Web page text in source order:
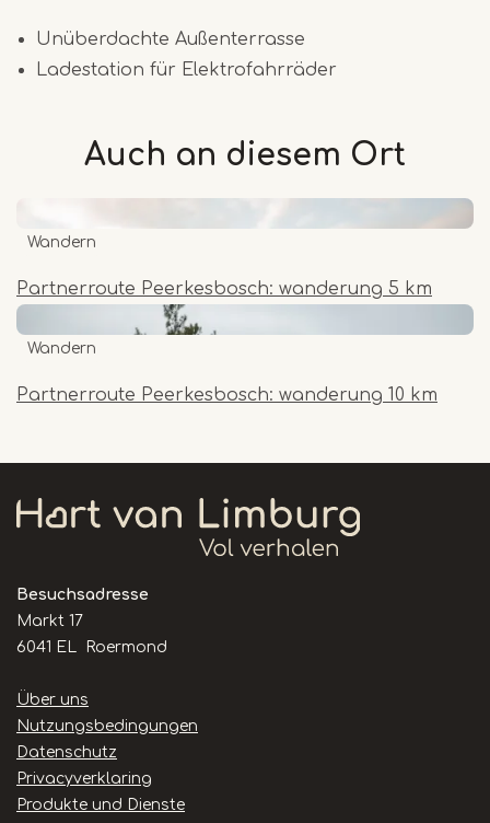
Unüberdachte Außenterrasse
Ladestation für Elektrofahrräder
Auch an diesem Ort
Partnerroute Peerkesbosch: wanderung 5 km
Wandern
Partnerroute Peerkesbosch: wanderung 10 km
Wandern
Besuchsadresse
Markt 17
6041 EL Roermond
Handige
links
Über uns
Nutzungsbedingungen
Datenschutz
Privacyverklaring
Produkte und Dienste